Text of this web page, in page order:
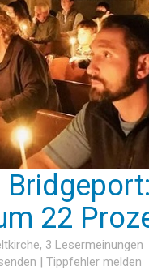
22
, 3 Lesermeinungen
| Tippfehler melden